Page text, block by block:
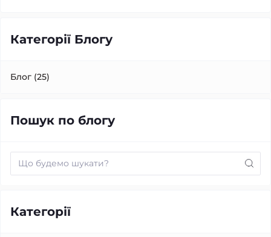
Категорії Блогу
Блог (25)
Пошук по блогу
Категорії